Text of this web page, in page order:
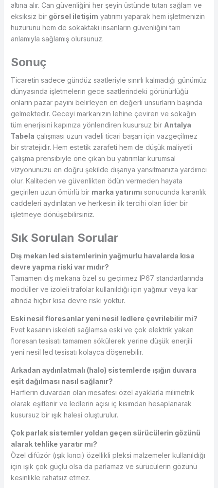
altına alır. Can güvenliğini her şeyin üstünde tutan sağlam ve
eksiksiz bir görsel iletişim yatırımı yaparak hem işletmenizin
huzurunu hem de sokaktaki insanların güvenliğini tam
anlamıyla sağlamış olursunuz.
Sonuç
Ticaretin sadece gündüz saatleriyle sınırlı kalmadığı günümüz
dünyasında işletmelerin gece saatlerindeki görünürlüğü
onların pazar payını belirleyen en değerli unsurların başında
gelmektedir. Geceyi markanızın lehine çeviren ve sokağın
tüm enerjisini kapınıza yönlendiren kusursuz bir Antalya
Tabela çalışması uzun vadeli ticari başarı için vazgeçilmez
bir stratejidir. Hem estetik zarafeti hem de düşük maliyetli
çalışma prensibiyle öne çıkan bu yatırımlar kurumsal
vizyonunuzu en doğru şekilde dışarıya yansıtmanıza yardımcı
olur. Kaliteden ve güvenlikten ödün vermeden hayata
geçirilen uzun ömürlü bir marka yatırımı sonucunda karanlık
caddeleri aydınlatan ve herkesin ilk tercihi olan lider bir
işletmeye dönüşebilirsiniz.
Sık Sorulan Sorular
Dış mekan led sistemlerinin yağmurlu havalarda kısa
devre yapma riski var mıdır?
Tamamen dış mekana özel su geçirmez IP67 standartlarında
modüller ve izoleli trafolar kullanıldığı için yağmur veya kar
altında hiçbir kısa devre riski yoktur.
Eski nesil floresanlar yeni nesil ledlere çevrilebilir mi?
Evet kasanın iskeleti sağlamsa eski ve çok elektrik yakan
floresan tesisatı tamamen sökülerek yerine düşük enerjili
yeni nesil led tesisatı kolayca döşenebilir.
Arkadan aydınlatmalı (halo) sistemlerde ışığın duvara
eşit dağılması nasıl sağlanır?
Harflerin duvardan olan mesafesi özel ayaklarla milimetrik
olarak eşitlenir ve ledlerin açısı iç kısımdan hesaplanarak
kusursuz bir ışık halesi oluşturulur.
Çok parlak sistemler yoldan geçen sürücülerin gözünü
alarak tehlike yaratır mı?
Özel difüzör (ışık kırıcı) özellikli pleksi malzemeler kullanıldığı
için ışık çok güçlü olsa da parlamaz ve sürücülerin gözünü
kesinlikle rahatsız etmez.